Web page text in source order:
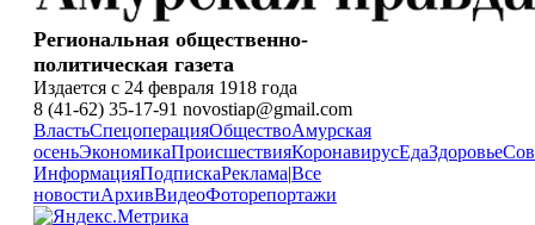
Региональная общественно-
политическая газета
Издается с 24 февраля 1918 года
8 (41-62) 35-17-91 novostiap@gmail.com
ВластьСпецоперацияОбществоАмурская
осеньЭкономикаПроисшествияКоронавирусЕдаЗдоровье
ИнформацияПодпискаРеклама|Все
новостиАрхивВидеоФоторепортажи